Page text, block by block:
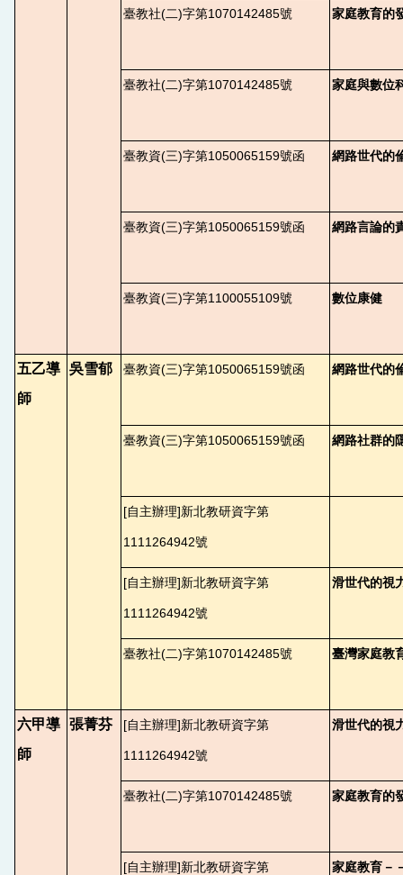
臺教社(二)字第1070142485號 家庭教育的
臺教社(二)字第1070142485號 家庭與數位
臺教資(三)字第1050065159號函 網路世代的
臺教資(三)字第1050065159號函 網路言論的
臺教資(三)字第1100055109號 數位康健
五乙導
師
吳雪郁 臺教資(三)字第1050065159號函 網路世代的
臺教資(三)字第1050065159號函 網路社群的
[自主辦理]新北教研資字第
1111264942號
[自主辦理]新北教研資字第
1111264942號
滑世代的視
臺教社(二)字第1070142485號 臺灣家庭教
六甲導
師
張菁芬 [自主辦理]新北教研資字第
1111264942號
滑世代的視
臺教社(二)字第1070142485號 家庭教育的
[自主辦理]新北教研資字第 家庭教育－